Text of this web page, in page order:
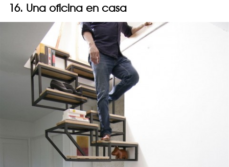
16. Una oficina en casa